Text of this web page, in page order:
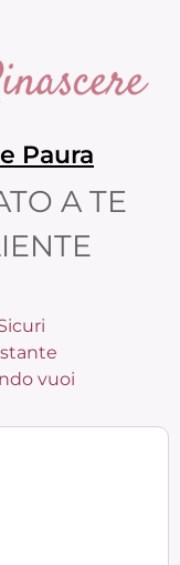
Paura
A TE
vuoi